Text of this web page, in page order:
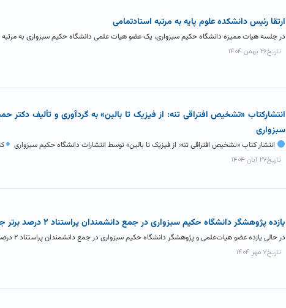
ارتقا رئیس دانشکده علوم پایه به مرتبه استادتمامی
در جلسه هیات ممیزه دانشگاه حکیم سبزواری، یک عضو هیات علمی دانشگاه حکیم سبزواری به
تاریخ۲۶ بهمن ۱۴۰۴
انتشارکتاب «تشخیص افتراقی تنه: از فیزیک تا بالین» به گردآوری و تألیف دکتر
سبزواری
انتشار کتاب «تشخیص افتراقی تنه: از فیزیک تا بالین» توسط انتشارات دانشگاه حکیم سبزواری
تاریخ۲۷ آبان ۱۴۰۴
یازده پژوهشگر دانشگاه حکیم سبزواری در جمع دانشمندان پراستناد ۲ درصد برتر جهان در سال ۲۰۲۵
در حالی یازده عضو هیات‌علمی و پژوهشگر دانشگاه حکیم سبزواری در جمع دانشمندان پراستناد ۲ درصد برتر جهان در سال...
تاریخ۷ مهر ۱۴۰۴